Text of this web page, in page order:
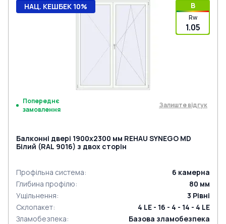
B
Rw
1.05
НАЦ. КЕШБЕК 10%
Попереднє
замовлення
Залиште відгук
Балконні двері 1900x2300 мм REHAU SYNEGO MD
Білий (RAL 9016) з двох сторін
Профільна система: 6 камерна
Глибина профілю: 80 мм
Ущільнення: 3 Рівні
Склопакет:
4 LE - 16 - 4 - 14 - 4 LE
Зламобезпека: Базова зламобезпека